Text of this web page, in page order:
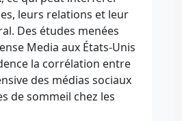
leurs relations et leur
Des études menées
Media aux États-Unis
la corrélation entre
des médias sociaux
de sommeil chez les